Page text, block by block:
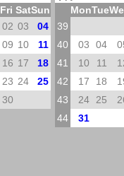
Fri SatSun
02 03
04
09 10
11
16 17
18
23 24
25
30
MonTue
39
40
03 04
41
10 11
42
17 18
43
24 25
44
31